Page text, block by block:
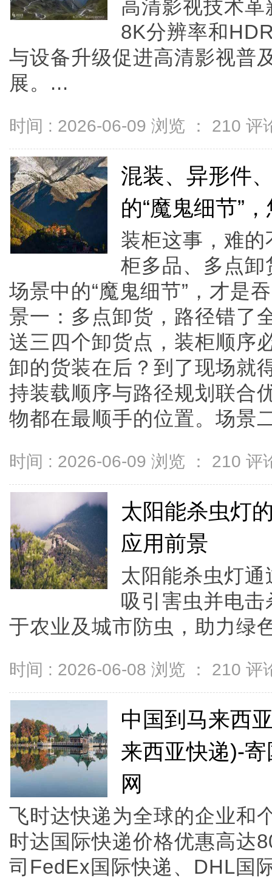
高清影视技术
8K分辨率和
与设备升级促进高清影视普
展。...
时间 : 2026-06-09 浏览 ： 210 评
混装、异形件
的“魔鬼细节”
装柜这事，难的
柜多品、多点卸
场景中的“魔鬼细节”，才是
景一：多点卸货，路径错了
送三四个卸货点，装柜顺
卸的货装在后？到了现场就
持装载顺序与路径规划联合
物都在最顺手的位置。场景
时间 : 2026-06-09 浏览 ： 210 评
太阳能杀虫灯
应用前景
太阳能杀虫灯
吸引害虫并电
于农业及城市防虫，助力绿
时间 : 2026-06-08 浏览 ： 210 评
中国到马来西
来西亚快递)-
网
飞时达快递为全球的企业和
时达国际快递价格优惠高达
司FedEx国际快递、DHL国